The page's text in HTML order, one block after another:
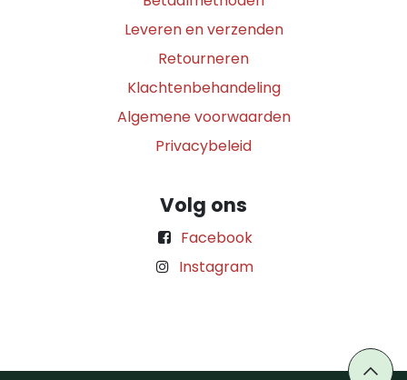
Leveren en verzenden
Retourneren
Klachtenbehandeling
Algemene voorwaarden
Privacybeleid
Volg ons
Facebook
Instagram